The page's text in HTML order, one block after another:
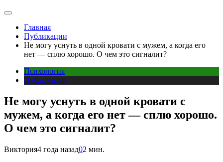
Главная
Публикации
Не могу уснуть в одной кровати с мужем, а когда его
нет — сплю хорошо. О чем это сигналит?
Психология
Публикации
Не могу уснуть в одной кровати с
мужем, а когда его нет — сплю хорошо.
О чем это сигналит?
Виктория4 года назад02 мин.